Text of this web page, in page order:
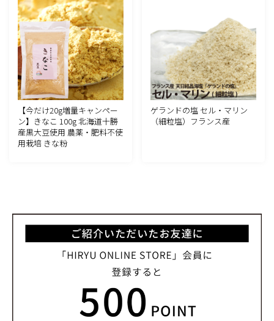
【今だけ20g増量キャンペー
ン】きなこ 100g 北海道十勝
産黒大豆使用 農薬・肥料不使
用栽培 きな粉
ゲランドの塩 セル・マリン
（細粒塩）フランス産